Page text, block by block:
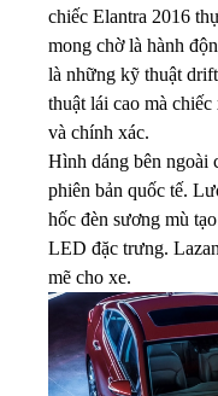
chiếc Elantra 2016
mong chờ là hành
là những kỹ thuật
thuật lái cao mà
và chính xác.
Hình dáng bên ngoài
phiên bản quốc tế.
hốc đèn sương mù
LED đặc trưng.
mẽ cho xe.